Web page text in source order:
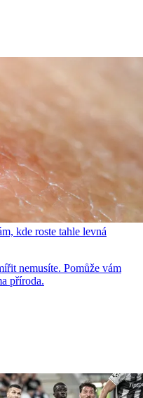
kde roste tahle levná
nemusíte. Pomůže vám
příroda.